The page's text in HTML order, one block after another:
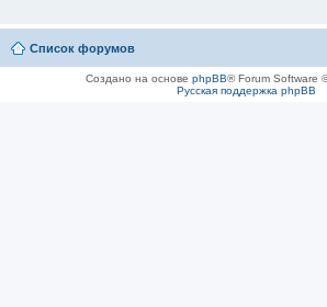
Список форумов
Создано на основе phpBB® Forum Software
Русская поддержка phpBB